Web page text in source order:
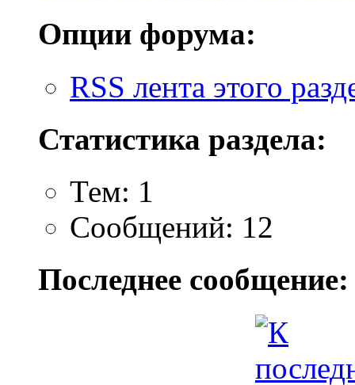
Опции форума:
RSS лента этого
Статистика раздела:
Тем: 1
Сообщений: 12
Последнее сообщение: